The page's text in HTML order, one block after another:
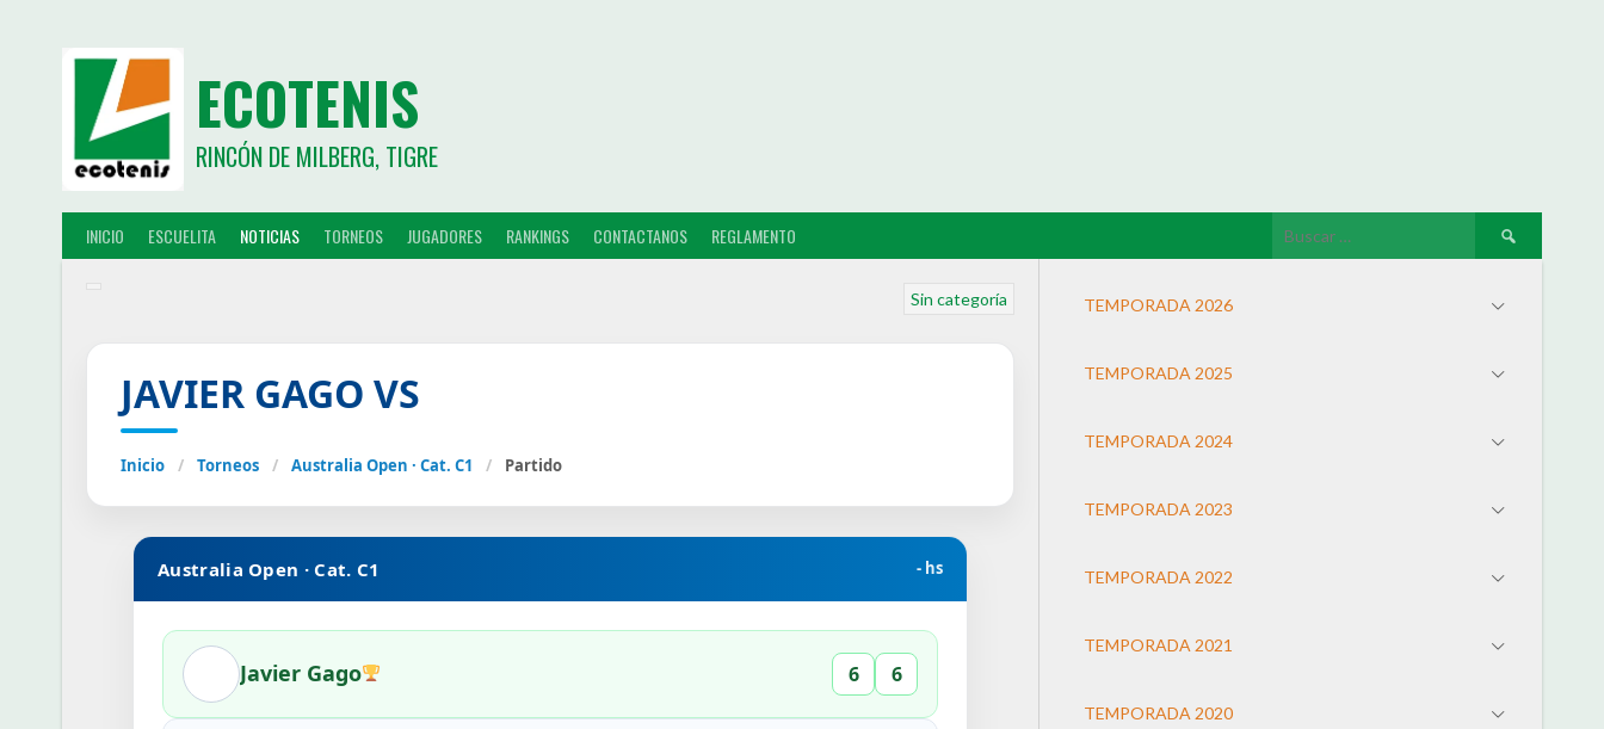
ECOTENIS
RINCÓN DE MILBERG, TIGRE
INICIO ESCUELITA NOTICIAS TORNEOS JUGADORES RANKINGS CONTACTANOS REGLAMENTO
Sin categoría
JAVIER GAGO VS
Inicio / Torneos / Australia Open · Cat. C1 / Partido
Australia Open · Cat. C1 - hs
Javier Gago 6 6
TEMPORADA 2026
TEMPORADA 2025
TEMPORADA 2024
TEMPORADA 2023
TEMPORADA 2022
TEMPORADA 2021
TEMPORADA 2020